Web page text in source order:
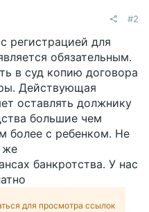
#2
регистрацией для
обязательным.
в суд копию договора
Действующая
оставлять должнику
большие чем
более с ребенком. Не
же
банкротства. У нас
для просмотра ссылок